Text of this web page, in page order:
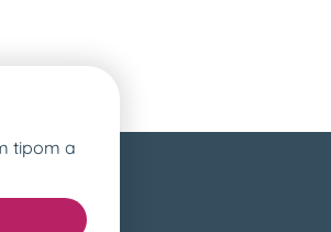
tipom a